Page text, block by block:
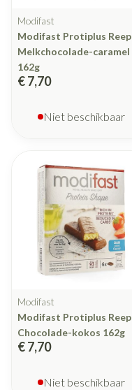
Modifast
Modifast Protiplus Reep
Melkchocolade-caramel
162g
€ 7,70
Niet beschikbaar
Modifast
Modifast Protiplus Reep
Chocolade-kokos 162g
€ 7,70
Niet beschikbaar